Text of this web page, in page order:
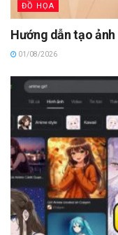
ĐỒ HỌA
Hướng dẫn tạo
01/08/2026